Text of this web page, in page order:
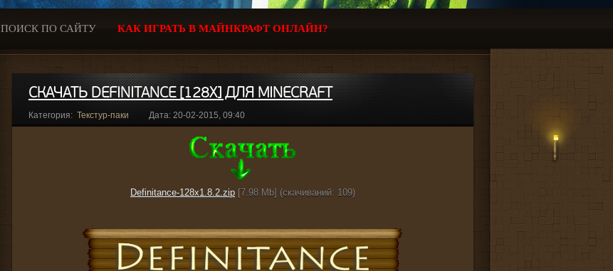
ПОИСК ПО САЙТУ КАК ИГРАТЬ В МАЙНКРАФТ ОНЛАЙН?
СКАЧАТЬ DEFINITANCE [128X] ДЛЯ MINECRAFT
Категория: Текстур-паки Дата: 20-02-2015, 09:40
Definitance-128x1.8.2.zip [7.98 Mb] (cкачиваний: 109)